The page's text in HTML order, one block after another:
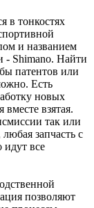
в тонкостях
и названием
- Shimano. Найти
патентов или
Есть
новых
взятая.
так или
запчасть с
идут все
позволяют